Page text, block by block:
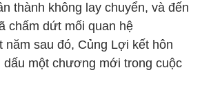
thành không lay chuyển, và đến
chấm dứt mối quan hệ
sau đó, Củng Lợi kết hôn
dấu một chương mới trong cuộc